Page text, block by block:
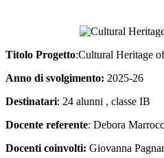
Titolo Progetto:Cultural Heritage
Anno di svolgimento: 2025-26
Destinatari: 24 alunni , classe IB
Docente referente: Debora
Docenti coinvolti: Giovanna